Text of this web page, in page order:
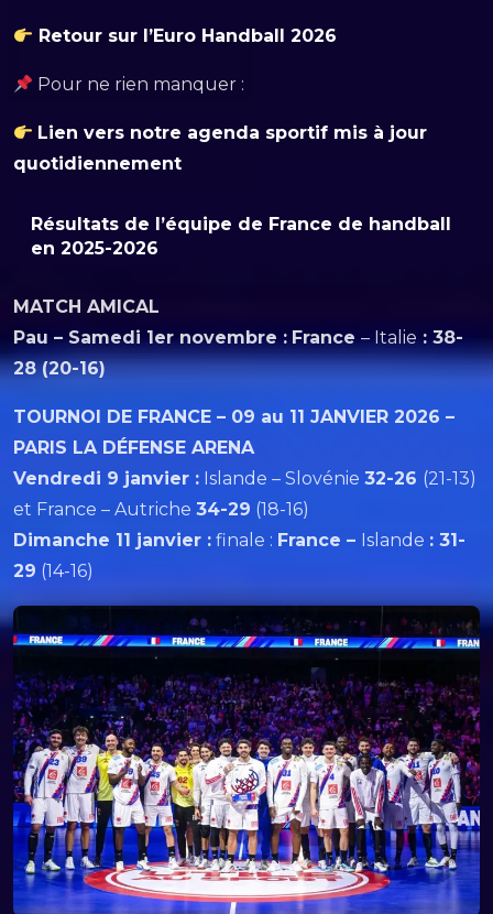
Retour sur l’Euro Handball 2026
Pour ne rien manquer :
Lien vers notre agenda sportif mis à jour
quotidiennement
Résultats de l’équipe de France de handball
en 2025-2026
MATCH AMICAL
Pau – Samedi 1er novembre : France– Italie : 38-
28 (20-16)
TOURNOI DE FRANCE – 09 au 11 JANVIER 2026 –
PARIS LA DÉFENSE ARENA
Vendredi 9 janvier : Islande – Slovénie 32-26 (21-13)
et France – Autriche 34-29 (18-16)
Dimanche 11 janvier : finale : France – Islande : 31-
29 (14-16)